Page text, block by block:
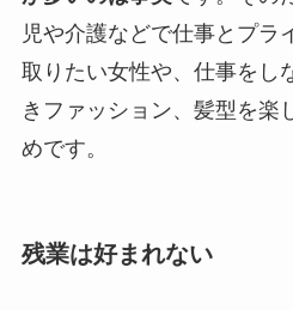
児や介護などで仕事とプラ
取りたい女性や、仕事をし
きファッション、髪型を楽
めです。
残業は好まれない